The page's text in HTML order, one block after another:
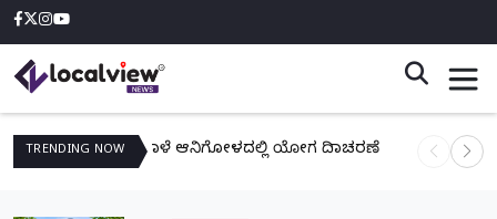
TRENDING NOW ನಾಳೆ ಆನಿಗೋಳದಲ್ಲಿ ಯೋಗ ದಿನಾಚರಣೆ